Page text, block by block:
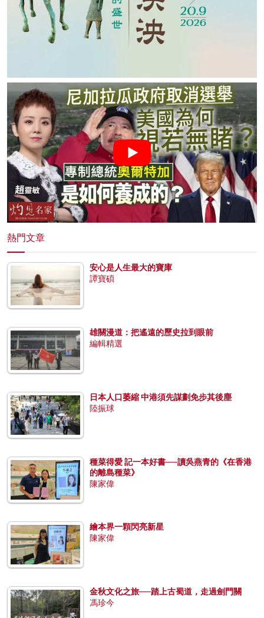
熱門文章
安心是人生最大的寶庫
譚寶碩
雄關漫道：把遙遠的歷史拉到眼前
編輯精選
日本人口萎縮 中港須先謀劃免步其後塵
陸振球
種菜得愛 記一本好書──讀吳燕青的《在香港
的離島種菜》
陳家偉
繪本界一顆閃亮新星
陳家偉
金秋文化之旅──踏上古蜀道，走過劍門關
馮珍今